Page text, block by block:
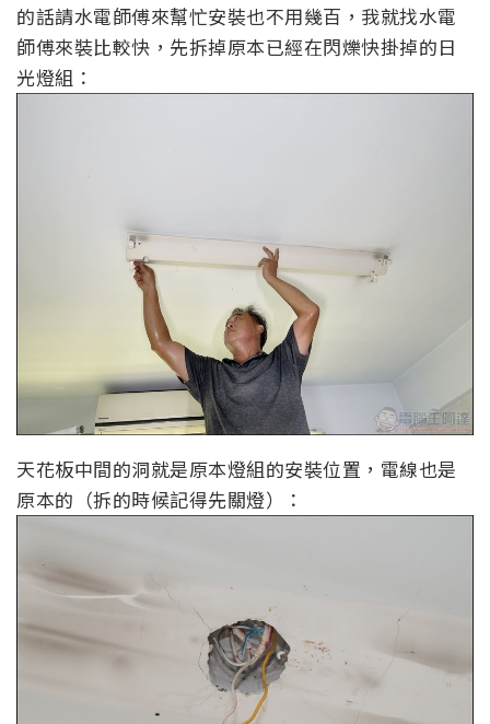
的話請水電師傅來幫忙安裝也不用幾百，我就找水電
師傅來裝比較快，先拆掉原本已經在閃爍快掛掉的日
光燈組：
天花板中間的洞就是原本燈組的安裝位置，電線也是
原本的（拆的時候記得先關燈）：